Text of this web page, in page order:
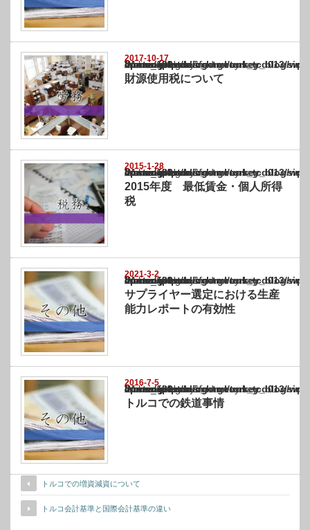
2017-10-17
Warning
: Undefined array key "show_category" in
/home/netst/kuno-cpa.co.jp/public_html/turkey_blog/wp-content/themes/
on line183
財源使用税について
2015-1-28
Warning
: Undefined array key "show_category" in
/home/netst/kuno-cpa.co.jp/public_html/turkey_blog/wp-content/themes/
on line183
2015年度 最低賃金・個人所得
税
2021-3-2
Warning
: Undefined array key "show_category" in
/home/netst/kuno-cpa.co.jp/public_html/turkey_blog/wp-content/themes/
on line183
サプライヤー選定における生産
能力レポートの有効性
2016-7-5
Warning
: Undefined array key "show_category" in
/home/netst/kuno-cpa.co.jp/public_html/turkey_blog/wp-content/themes/
on line183
トルコでの鉄道事情
トルコでの増資減資について
トルコ会計基準と国際会計基準の違い